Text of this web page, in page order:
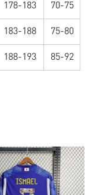
178-183 70-75
183-188 75-80
188-193 85-92